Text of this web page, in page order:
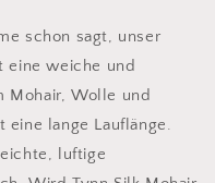
schon sagt, unser
eine weiche und
Mohair, Wolle und
eine lange Lauflänge.
luftige